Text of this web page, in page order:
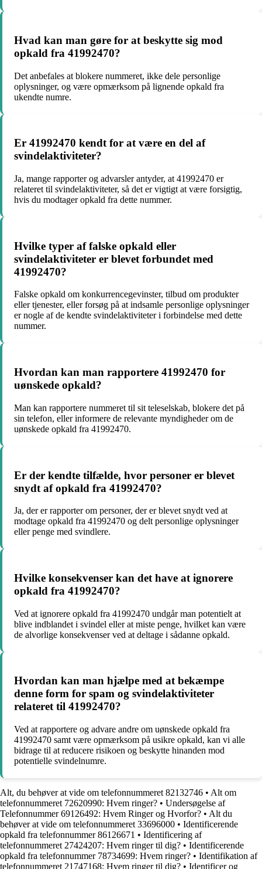
Hvad kan man gøre for at beskytte sig mod
opkald fra 41992470?
Det anbefales at blokere nummeret, ikke dele personlige
oplysninger, og være opmærksom på lignende opkald fra
ukendte numre.
Er 41992470 kendt for at være en del af
svindelaktiviteter?
Ja, mange rapporter og advarsler antyder, at 41992470 er
relateret til svindelaktiviteter, så det er vigtigt at være forsigtig,
hvis du modtager opkald fra dette nummer.
Hvilke typer af falske opkald eller
svindelaktiviteter er blevet forbundet med
41992470?
Falske opkald om konkurrencegevinster, tilbud om produkter
eller tjenester, eller forsøg på at indsamle personlige oplysninger
er nogle af de kendte svindelaktiviteter i forbindelse med dette
nummer.
Hvordan kan man rapportere 41992470 for
uønskede opkald?
Man kan rapportere nummeret til sit teleselskab, blokere det på
sin telefon, eller informere de relevante myndigheder om de
uønskede opkald fra 41992470.
Er der kendte tilfælde, hvor personer er blevet
snydt af opkald fra 41992470?
Ja, der er rapporter om personer, der er blevet snydt ved at
modtage opkald fra 41992470 og delt personlige oplysninger
eller penge med svindlere.
Hvilke konsekvenser kan det have at ignorere
opkald fra 41992470?
Ved at ignorere opkald fra 41992470 undgår man potentielt at
blive indblandet i svindel eller at miste penge, hvilket kan være
de alvorlige konsekvenser ved at deltage i sådanne opkald.
Hvordan kan man hjælpe med at bekæmpe
denne form for spam og svindelaktiviteter
relateret til 41992470?
Ved at rapportere og advare andre om uønskede opkald fra
41992470 samt være opmærksom på usikre opkald, kan vi alle
bidrage til at reducere risikoen og beskytte hinanden mod
potentielle svindelnumre.
Alt, du behøver at vide om telefonnummeret 82132746 • Alt om
telefonnummeret 72620990: Hvem ringer? • Undersøgelse af
Telefonnummer 69126492: Hvem Ringer og Hvorfor? • Alt du
behøver at vide om telefonnummeret 33696000 • Identificerende
opkald fra telefonnummer 86126671 • Identificering af
telefonnummeret 27424207: Hvem ringer til dig? • Identificerende
opkald fra telefonnummer 78734699: Hvem ringer? • Identifikation af
telefonnummeret 21747168: Hvem ringer til dig? • Identificer og